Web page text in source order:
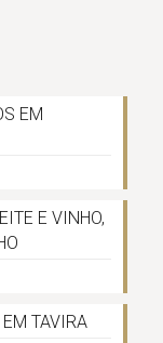
EM
E VINHO,
TAVIRA